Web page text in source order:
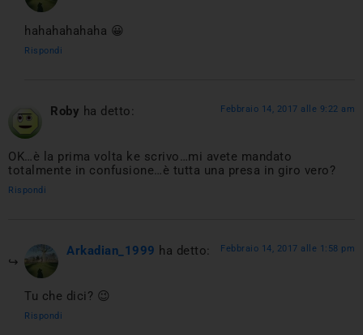
hahahahahaha 😀
Rispondi
Roby ha detto: Febbraio 14, 2017 alle 9:22 am
OK…è la prima volta ke scrivo…mi avete mandato
totalmente in confusione…è tutta una presa in giro vero?
Rispondi
Arkadian_1999 ha detto: Febbraio 14, 2017 alle 1:58 pm
Tu che dici? 😉
Rispondi